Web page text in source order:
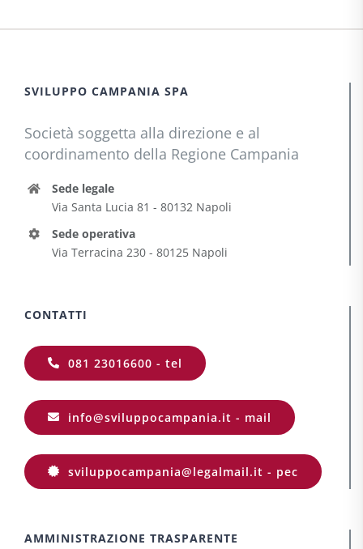
SVILUPPO CAMPANIA SPA
Società soggetta alla direzione e al
coordinamento della Regione Campania
Sede legale
Via Santa Lucia 81 - 80132 Napoli
Sede operativa
Via Terracina 230 - 80125 Napoli
CONTATTI
081 23016600 - tel
info@sviluppocampania.it - mail
sviluppocampania@legalmail.it - pec
AMMINISTRAZIONE TRASPARENTE